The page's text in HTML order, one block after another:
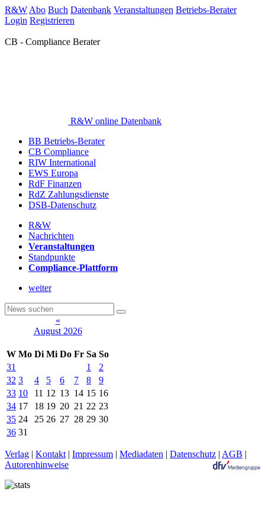
R&W Abo Buch Datenbank Veranstaltungen Betriebs-Berater
Login Registrieren
CB - Compliance Berater
R&W online Datenbank
BB Betriebs-Berater
CB Compliance
RIW International
EWS Europa
RdF Finanzen
RdZ Zahlungsdienste
DSB-Datenschutz
R&W
Nachrichten
Veranstaltungen
Standpunkte
Compliance-Plattform
weiter
«
August 2026
W Mo Di Mi Do Fr Sa So
31
1
2
32 3 4 5 6 7 8
9
33 10 11 12 13 14 15 16
34 17 18 19 20 21 22 23
35 24 25 26 27 28 29 30
36 31
Verlag | Kontakt | Impressum | Mediadaten | Datenschutz | AGB |
Autorenhinweise